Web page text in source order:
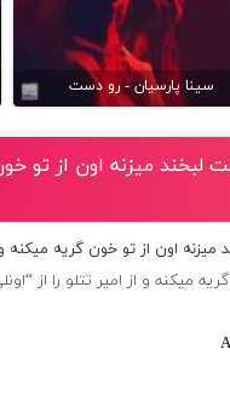
سینا پارسیان - رو دست
لبخند میزنه اون از تو
میزنه اون از تو خون گریه میکنه و
میکنه و از امیر تتلو را از